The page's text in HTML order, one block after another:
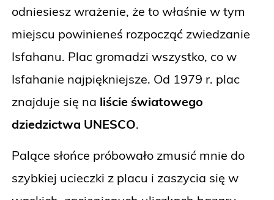
odniesiesz wrażenie, że to właśnie w tym
miejscu powinieneś rozpocząć zwiedzanie
Isfahanu. Plac gromadzi wszystko, co w
Isfahanie najpiękniejsze. Od 1979 r. plac
znajduje się na liście światowego
dziedzictwa UNESCO.
Palące słońce próbowało zmusić mnie do
szybkiej ucieczki z placu i zaszycia się w